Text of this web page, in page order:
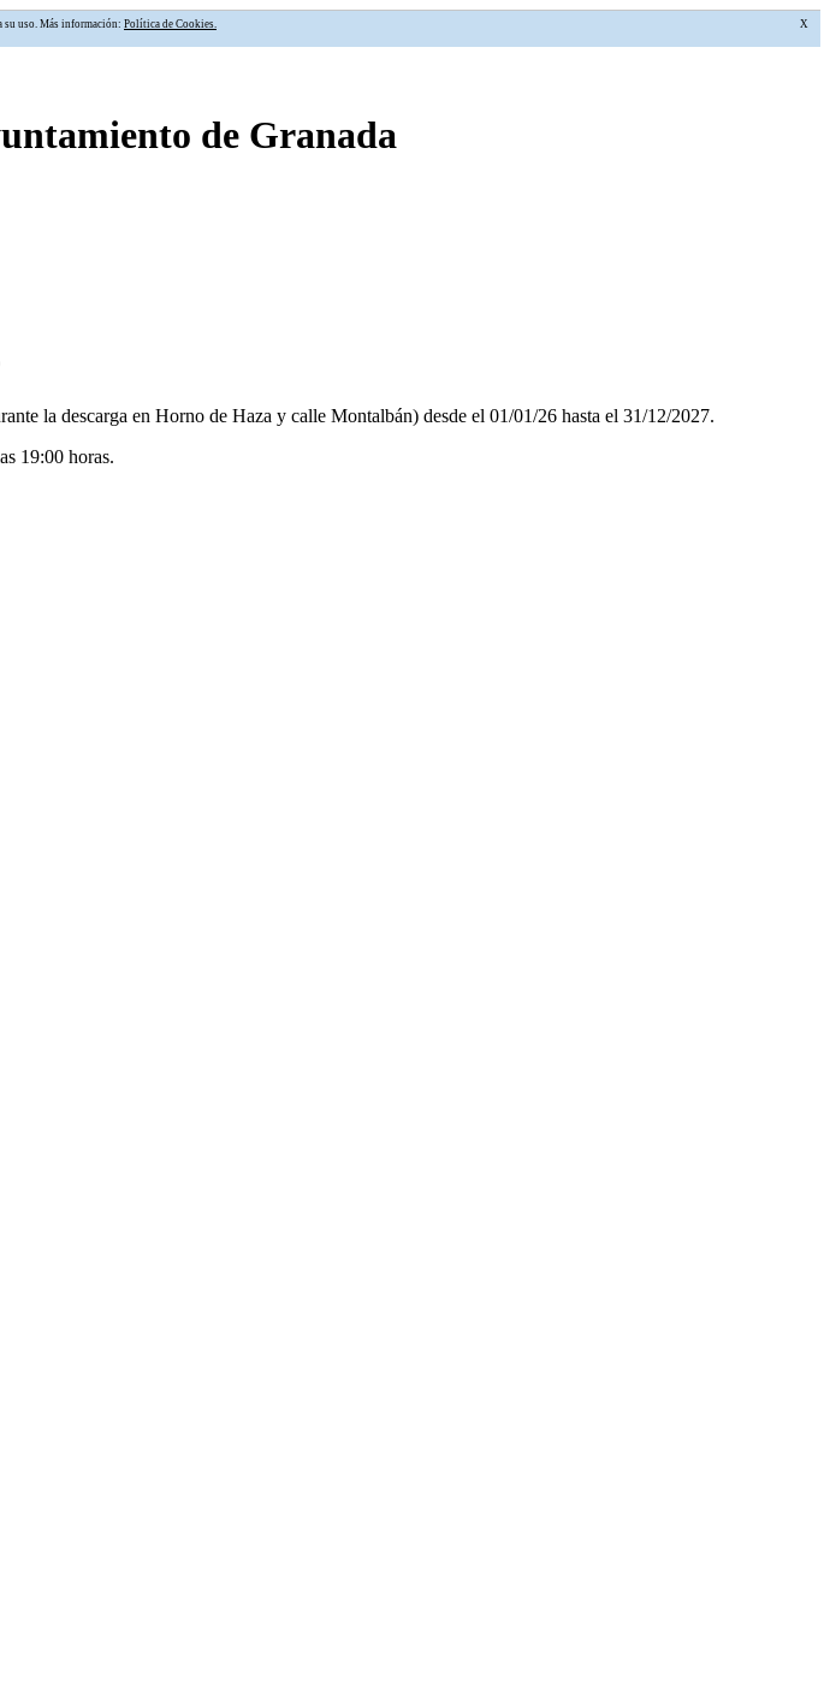
su uso. Más información: Política de Cookies. X
de Granada
la descarga en Horno de Haza y calle Montalbán) desde el 01/01/26 hasta el 31/12/2027.
19:00 horas.